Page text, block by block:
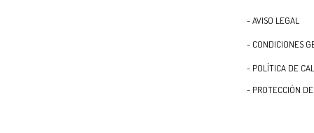
- AVISO LEGAL
- CONDICIONES
- POLÍTICA DE
- PROTECCIÓN